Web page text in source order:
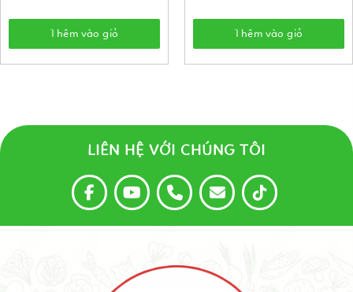
Thêm vào giỏ Thêm vào giỏ
LIÊN HỆ VỚI CHÚNG TÔI